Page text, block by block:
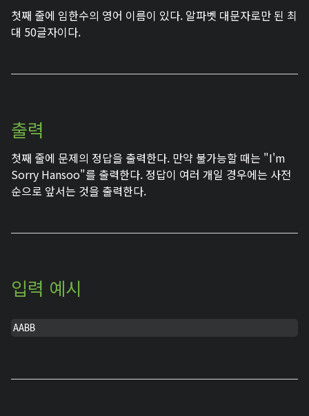
첫째 줄에 임한수의 영어 이름이 있다. 알파벳 대문자로만 된 최
대 50글자이다.
출력
첫째 줄에 문제의 정답을 출력한다. 만약 불가능할 때는 "I'm
Sorry Hansoo"를 출력한다. 정답이 여러 개일 경우에는 사전
순으로 앞서는 것을 출력한다.
입력 예시
AABB